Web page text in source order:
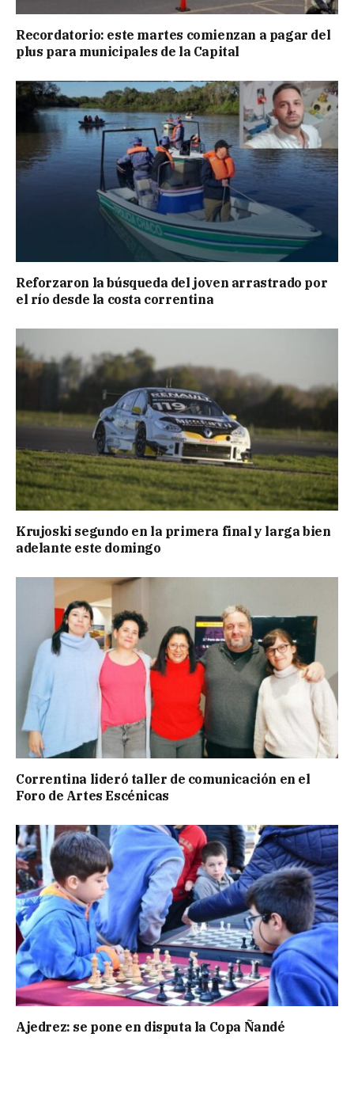
Recordatorio: este martes comienzan a pagar del
plus para municipales de la Capital
Reforzaron la búsqueda del joven arrastrado por
el río desde la costa correntina
Krujoski segundo en la primera final y larga bien
adelante este domingo
Correntina lideró taller de comunicación en el
Foro de Artes Escénicas
Ajedrez: se pone en disputa la Copa Ñandé